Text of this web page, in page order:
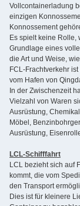
Vollcontainerladung
einzigen
Konnossement
Es spielt keine Rolle,
Grundlage eines
die Art und Weise,
FCL-Frachtverkehr
vom Hafen von
In der Zwischenzeit
Vielzahl von Waren
Ausrüstung,
Möbel,
Ausrüstung,
LCL-Schifffahrt
LCL bezieht sich auf
kommt, die vom
den Transport
Dies ist für kleinere